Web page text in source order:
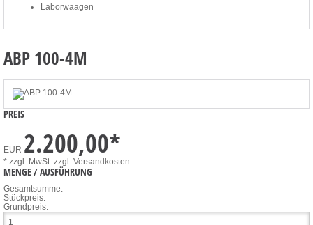
Laborwaagen
ABP 100-4M
PREIS
EUR 2.200,00*
* zzgl. MwSt. zzgl. Versandkosten
MENGE / AUSFÜHRUNG
Gesamtsumme:
Stückpreis:
Grundpreis: